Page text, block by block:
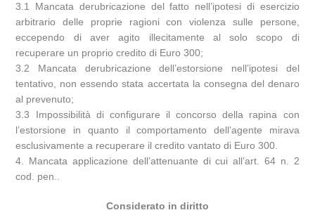
3.1 Mancata derubricazione del fatto nell’ipotesi di esercizio
arbitrario delle proprie ragioni con violenza sulle persone,
eccependo di aver agito illecitamente al solo scopo di
recuperare un proprio credito di Euro 300;
3.2 Mancata derubricazione dell’estorsione nell’ipotesi del
tentativo, non essendo stata accertata la consegna del denaro
al prevenuto;
3.3 Impossibilità di configurare il concorso della rapina con
l’estorsione in quanto il comportamento dell’agente mirava
esclusivamente a recuperare il credito vantato di Euro 300.
4. Mancata applicazione dell’attenuante di cui all’art. 64 n. 2
cod. pen..
Considerato in diritto